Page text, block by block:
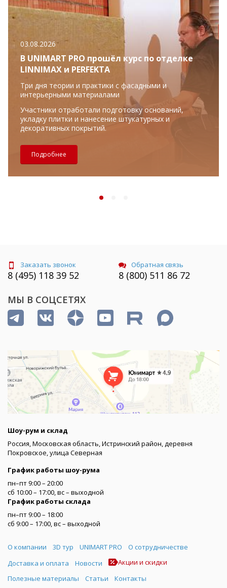
03.08.2026
В UNIMART PRO прошёл курс по отделке
LINNIMAX и PERFEKTA
Три дня теории и практики с фасадными и
интерьерными материалами
Участники отработали подготовку оснований,
укладку плитки и нанесение штукатурных и
декоративных покрытий.
Подробнее
Заказать звонок
8 (495) 118 39 52
Обратная связь
8 (800) 511 86 72
МЫ В СОЦСЕТЯХ
Шоу-рум и склад
Россия, Московская область, Истринский район, деревня
Покровское, улица Северная
График работы шоу-рума
пн–пт 9:00 – 20:00
сб 10:00 – 17:00, вс – выходной
График работы склада
пн–пт 9:00 – 18:00
сб 9:00 – 17:00, вс – выходной
Меню
О компании 3D тур UNIMART PRO
О сотрудничестве
Доставка и оплата
Новости
Акции и скидки
Полезные материалы
Статьи Контакты